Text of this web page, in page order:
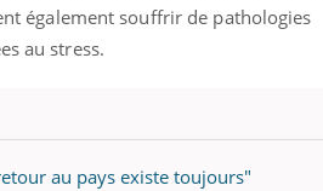
également souffrir de pathologies
au stress.
au pays existe toujours"